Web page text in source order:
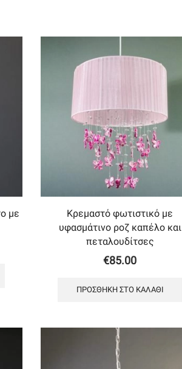
με
Κρεμαστό φωτιστικό με
υφασμάτινο ροζ καπέλο και
πεταλουδίτσες
€85.00
ΠΡΟΣΘΉΚΗ ΣΤΟ ΚΑΛΆΘΙ